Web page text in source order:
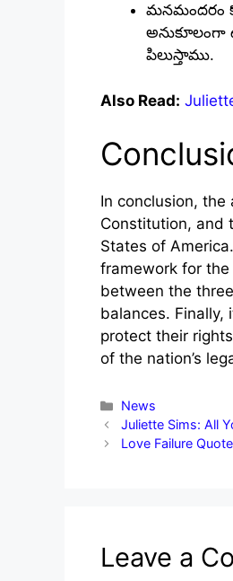
మనమందరం
అనుకూలంగా
పిలుస్తాము.
Also Read:
In conclusion,
Constitution, and
States of
framework for
between the
balances.
protect their
of the nation’s
Categories
News
Juliette Sims: All
Love Failure
Leave a